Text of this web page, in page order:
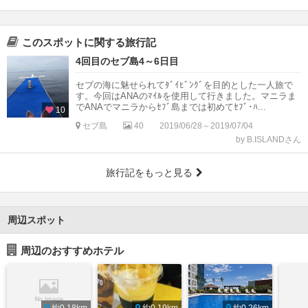
このスポットに関する旅行記
10
4回目のセブ島4～6日目
セブの海に魅せられてﾀﾞｲﾋﾞﾝｸﾞを目的とした一人旅で
す。今回はANAのﾏｲﾙを使用して行きました。マニラま
でANAでマニラからｾﾌﾞ島までは初めてｾﾌﾞ･ﾊ...
セブ島 40
2019/06/28～2019/07/04
by B.ISLANDさん
旅行記をもっと見る
周辺スポット
周辺のおすすめホテル